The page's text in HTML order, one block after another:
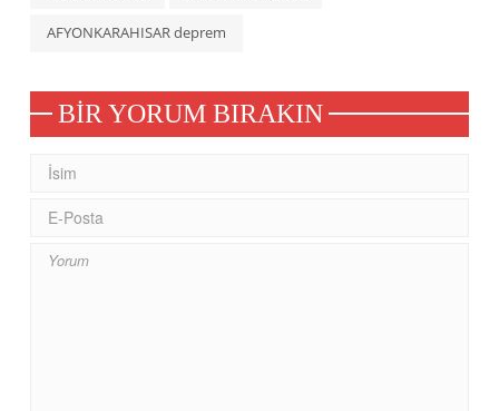
AFYONKARAHISAR deprem
BIR YORUM BIRAKIN